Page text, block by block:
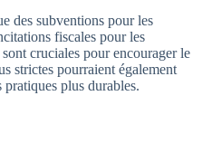
des subventions pour les
fiscales pour les
cruciales pour encourager le
strictes pourraient également
pratiques plus durables.